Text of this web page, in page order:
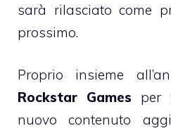
sarà rilasciato come
prossimo.
Proprio insieme
Rockstar Games per
nuovo contenuto